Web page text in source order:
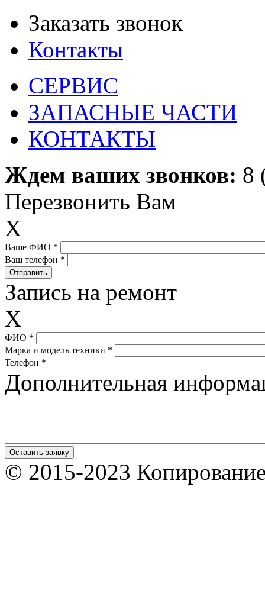
Заказать звонок
Контакты
СЕРВИС
ЗАПАСНЫЕ ЧАСТИ
КОНТАКТЫ
Ждем ваших звонков: 8
Перезвонить Вам
X
Ваше ФИО *
Ваш телефон *
Запись на ремонт
X
ФИО *
Марка и модель техники *
Телефон *
Дополнительная
© 2015-2023